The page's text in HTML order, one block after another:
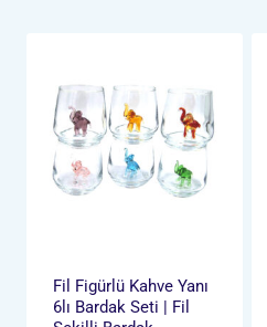
Fil Figürlü Kahve Yanı
6lı Bardak Seti | Fil